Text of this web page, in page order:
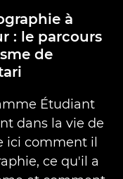
à
: le parcours
de
Étudiant
dans la vie de
ici comment il
ce qu'il a